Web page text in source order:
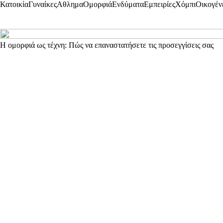
ΚατοικίαΓυναίκεςΑθλημαΟμορφιάΕνδύματαΕμπειρίεςΧόμπι
Η ομορφιά ως τέχνη: Πώς να επαναστατήσετε τις προσεγγίσεις σας